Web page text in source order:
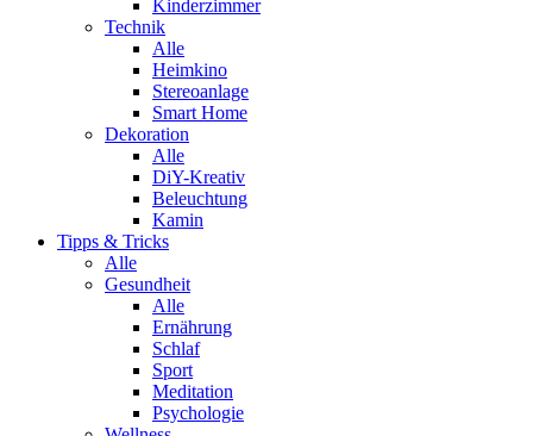
Kinderzimmer
Technik
Alle
Heimkino
Stereoanlage
Smart Home
Dekoration
Alle
DiY-Kreativ
Beleuchtung
Kamin
Tipps & Tricks
Alle
Gesundheit
Alle
Ernährung
Schlaf
Sport
Meditation
Psychologie